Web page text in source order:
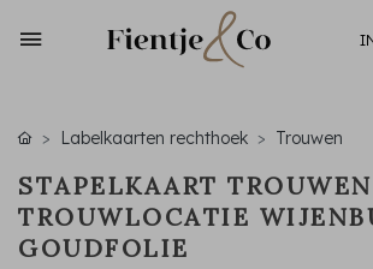
Labelkaarten rechthoek Trouwen
STAPELKAART TROUWEN
TROUWLOCATIE
GOUDFOLIE